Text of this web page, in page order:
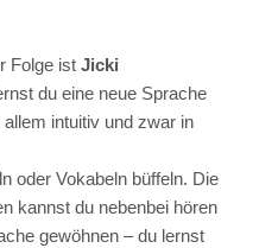
Folge ist Jicki
du eine neue Sprache
intuitiv und zwar in
oder Vokabeln büffeln. Die
kannst du nebenbei hören
gewöhnen – du lernst